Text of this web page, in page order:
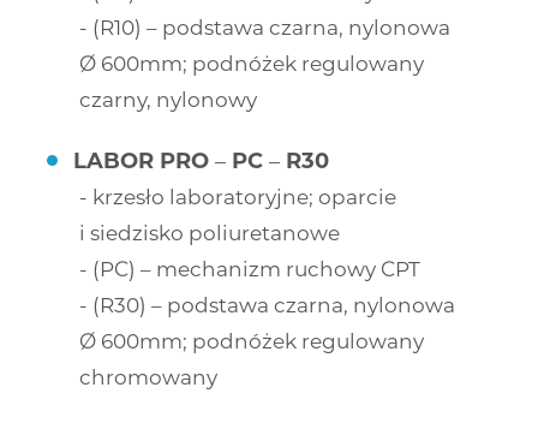
(R10) – podstawa czarna, nylonowa
Ø 600mm; podnóżek regulowany
czarny, nylonowy
LABOR PRO – PC – R30
krzesło laboratoryjne; oparcie
i siedzisko poliuretanowe
(PC) – mechanizm ruchowy CPT
(R30) – podstawa czarna, nylonowa
Ø 600mm; podnóżek regulowany
chromowany